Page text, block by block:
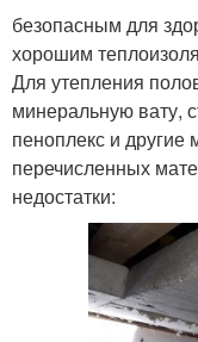
безопасным для
хорошим
Для утепления
минеральную вату,
пеноплекс и другие
перечисленных
недостатки: